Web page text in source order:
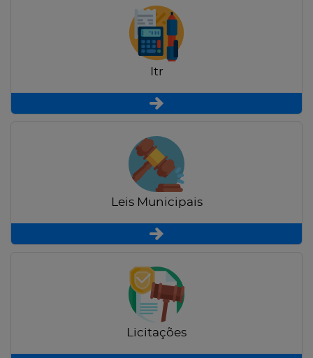
Itr
Leis Municipais
Licitações